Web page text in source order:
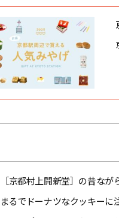
［京都村上開新堂］の昔な
まるでドーナツなクッキー